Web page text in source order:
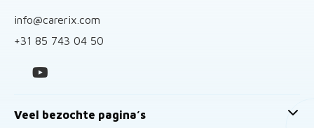
info@carerix.com
+31 85 743 04 50
Veel bezochte pagina’s